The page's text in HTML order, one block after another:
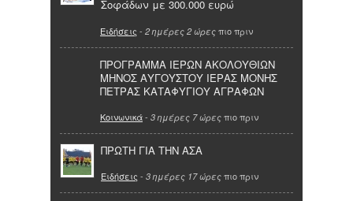
Σοφάδων με 300.000 ευρώ
Ειδήσεις - 2 ημέρες 2 ώρες πιο πριν
ΠΡΟΓΡΑΜΜΑ ΙΕΡΩΝ ΑΚΟΛΟΥΘΙΩΝ
ΜΗΝΟΣ ΑΥΓΟΥΣΤΟΥ ΙΕΡΑΣ ΜΟΝΗΣ
ΠΕΤΡΑΣ ΚΑΤΑΦΥΓΙΟΥ ΑΓΡΑΦΩΝ
Κοινωνικά- 3 ημέρες 7 ώρες πιο πριν
ΠΡΩΤΗ ΓΙΑ ΤΗΝ ΑΣΑ
Ειδήσεις - 3 ημέρες 17 ώρες πιο πριν